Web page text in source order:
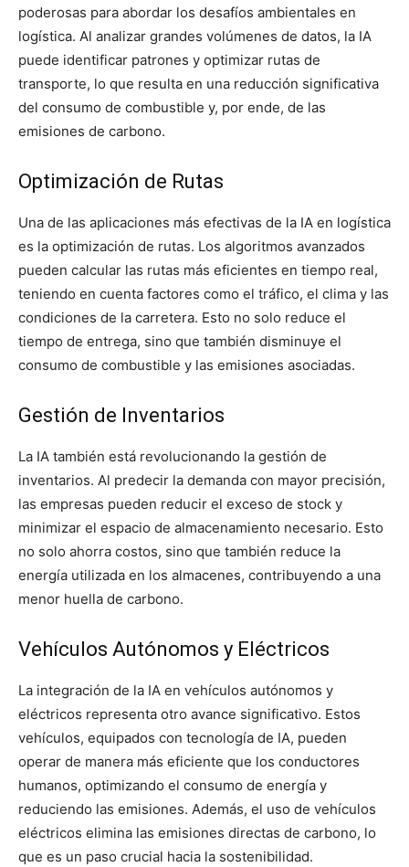
poderosas para abordar los desafíos ambientales en
logística. Al analizar grandes volúmenes de datos, la IA
puede identificar patrones y optimizar rutas de
transporte, lo que resulta en una reducción significativa
del consumo de combustible y, por ende, de las
emisiones de carbono.
Optimización de Rutas
Una de las aplicaciones más efectivas de la IA en logística
es la optimización de rutas. Los algoritmos avanzados
pueden calcular las rutas más eficientes en tiempo real,
teniendo en cuenta factores como el tráfico, el clima y las
condiciones de la carretera. Esto no solo reduce el
tiempo de entrega, sino que también disminuye el
consumo de combustible y las emisiones asociadas.
Gestión de Inventarios
La IA también está revolucionando la gestión de
inventarios. Al predecir la demanda con mayor precisión,
las empresas pueden reducir el exceso de stock y
minimizar el espacio de almacenamiento necesario. Esto
no solo ahorra costos, sino que también reduce la
energía utilizada en los almacenes, contribuyendo a una
menor huella de carbono.
Vehículos Autónomos y Eléctricos
La integración de la IA en vehículos autónomos y
eléctricos representa otro avance significativo. Estos
vehículos, equipados con tecnología de IA, pueden
operar de manera más eficiente que los conductores
humanos, optimizando el consumo de energía y
reduciendo las emisiones. Además, el uso de vehículos
eléctricos elimina las emisiones directas de carbono, lo
que es un paso crucial hacia la sostenibilidad.